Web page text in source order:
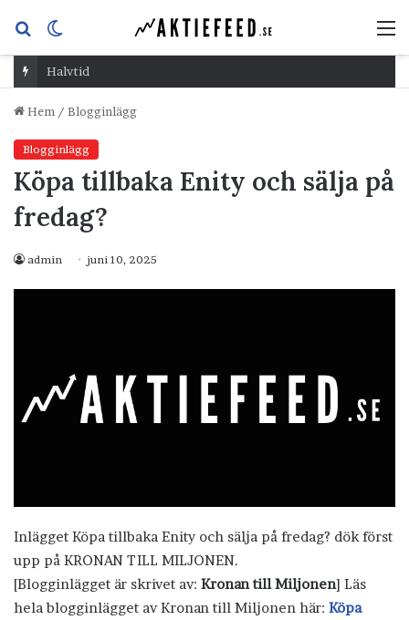
Sök
efterskin
Halvtid
Hem / Blogginlägg
Blogginlägg
Köpa tillbaka Enity och sälja på
fredag?
admin juni 10, 2025
Inlägget Köpa tillbaka Enity och sälja på fredag? dök först
upp på KRONAN TILL MILJONEN.
[Blogginlägget är skrivet av: Kronan till Miljonen] Läs
hela blogginlägget av Kronan till Miljonen här: Köpa